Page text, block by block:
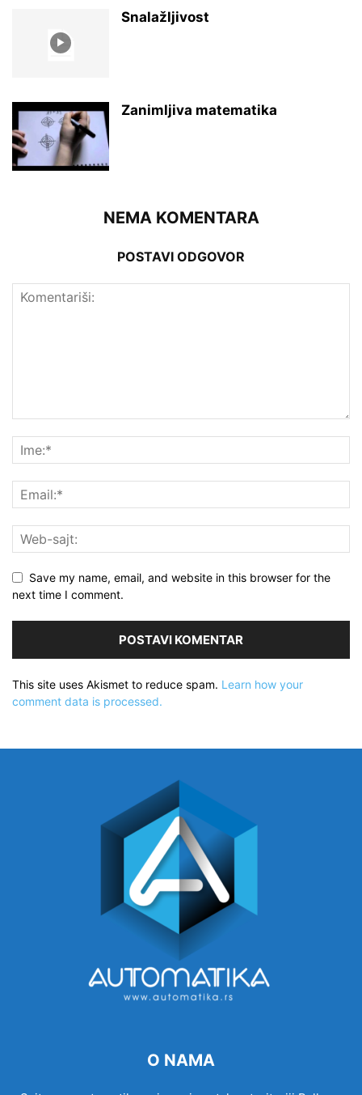
Snalažljivost
Zanimljiva matematika
NEMA KOMENTARA
POSTAVI ODGOVOR
Save my name, email, and website in this browser for the
next time I comment.
This site uses Akismet to reduce spam. Learn how your
comment data is processed.
O NAMA